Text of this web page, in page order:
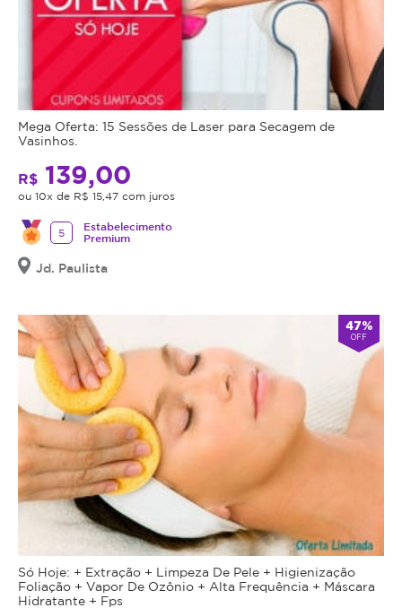
Mega Oferta: 15 Sessões de Laser para Secagem de
Vasinhos.
R$ 139,00
ou 10x de R$ 15,47 com juros
5
Estabelecimento
Premium
Jd. Paulista
47%
OFF
Só Hoje: + Extração + Limpeza De Pele + Higienização
Foliação + Vapor De Ozônio + Alta Frequência + Máscara
Hidratante + Fps